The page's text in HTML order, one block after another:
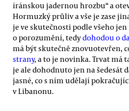
íránskou jadernou hrozbu“ a
Hormuzký průliv a vše je zase
je ve skutečnosti podle všeho
o porozumění, tedydohodou o
má být skutečně znovuotevřen,
strany, a to je novinka. Trvat má
je ale dohodnuto jen na šedesát
jasné, co s ním udělají
v Libanonu.